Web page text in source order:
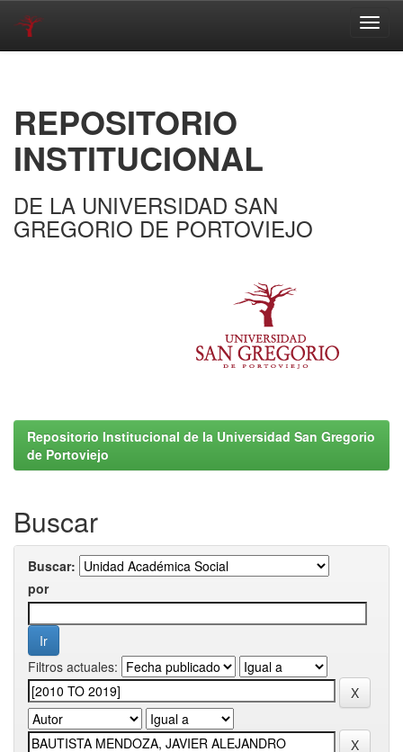
REPOSITORIO
INSTITUCIONAL
DE LA UNIVERSIDAD SAN
GREGORIO DE PORTOVIEJO
Repositorio Institucional de la Universidad San Gregorio
de Portoviejo
Buscar
Buscar:
por
Filtros actuales: